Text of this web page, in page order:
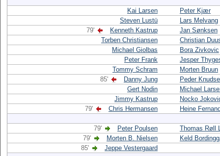
Kai Larsen
Peter Kjær
Steven Lustü
Lars Melvang
79'
Kenneth Kastrup
Jan Sønksen
Torben Christiansen
Christian
Michael Giolbas
Bora Zivkovic
Peter Frank
Jesper
Tommy Schram
Morten Bruun
85'
Danny Jung
Peder
Gert Nodin
Michael
Jimmy Kastrup
Nocko
79'
Chris Hermansen Heine
79' Peter Poulsen
Thomas Røll
79'
Morten B. Nielsen
Keld
85'
Jeppe Vestergaard